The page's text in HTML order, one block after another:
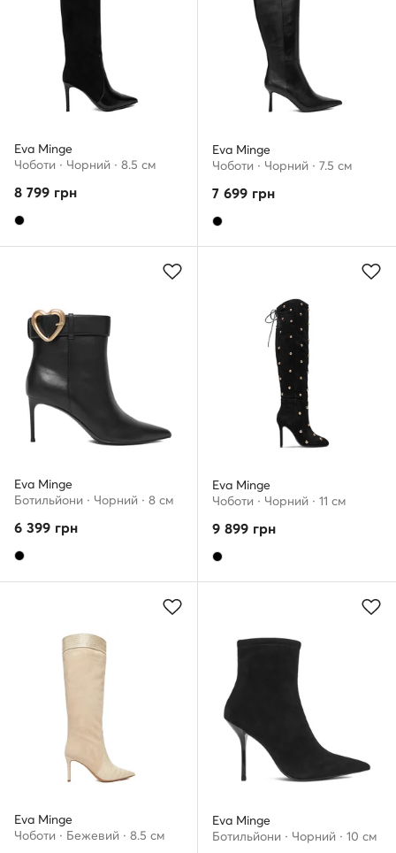
Eva Minge
Чоботи · Чорний · 8.5 см
8 799 грн
Eva Minge
Чоботи · Чорний · 7.5 см
7 699 грн
Eva Minge
Ботильйони · Чорний · 8 см
6 399 грн
Eva Minge
Чоботи · Чорний · 11 см
9 899 грн
Eva Minge
Чоботи · Бежевий · 8.5 см
Eva Minge
Ботильйони · Чорний · 10 см